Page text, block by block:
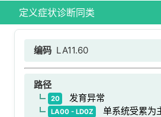
定义症状诊断同类
编码 LA11.60
路径
20 发育异常
LA00 - LD0Z 单系统受累为